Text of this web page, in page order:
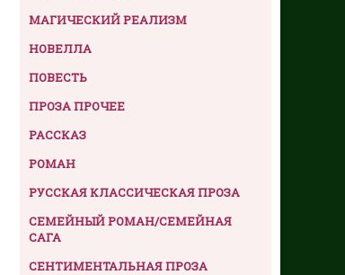
МАГИЧЕСКИЙ РЕАЛИЗМ
НОВЕЛЛА
ПОВЕСТЬ
ПРОЗА ПРОЧЕЕ
РАССКАЗ
РОМАН
РУССКАЯ КЛАССИЧЕСКАЯ ПРОЗА
СЕМЕЙНЫЙ РОМАН/СЕМЕЙНАЯ
САГА
СЕНТИМЕНТАЛЬНАЯ ПРОЗА